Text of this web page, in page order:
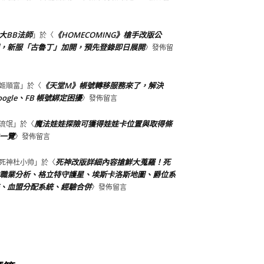
BB法師」於〈 《HOMECOMING》槍手改版公
新服「古魯丁」加開，預先登錄即日展開〉發佈留
順富 」於〈 《天堂M》帳號轉移服務來了，解決
、FB 帳號綁定困擾〉發佈留言
氓」於〈魔法娃娃探險可獲得娃娃卡位置與取得條
覽〉發佈留言
神杜小帅 」於〈死神改版詳細內容搶鮮大蒐羅！死
業分析、格立特守護星、埃斯卡洛斯地圖、爵位系
血盟分配系統、經驗合併〉發佈留言